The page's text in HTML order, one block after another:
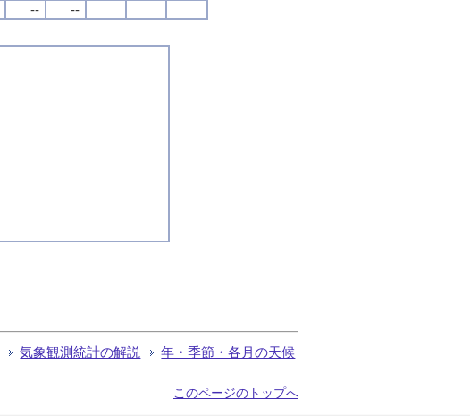
-- --
気象観測統計の解説 年・季節・各月の天候
このページのトップへ